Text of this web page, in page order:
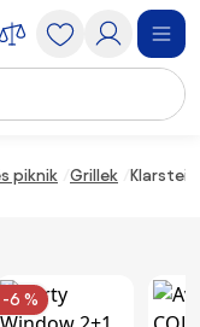
piknik Grillek
-6 %